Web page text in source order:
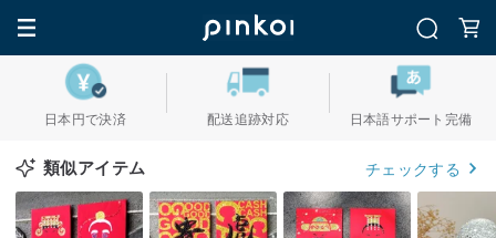
日本円で決済 配送追跡対応 日本語サポート完備
類似アイテム チェックする